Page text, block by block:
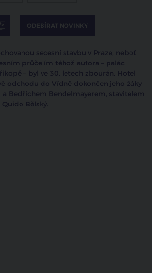
ODEBÍRAT NOVINKY
secesní stavbu v Praze, neboť
průčelím téhož autora – palác
– byl ve 30. letech zbourán. Hotel
odchodu do Vídně dokončen jeho žáky
a Bedřichem Bendelmayerem, stavitelem
Bělský.